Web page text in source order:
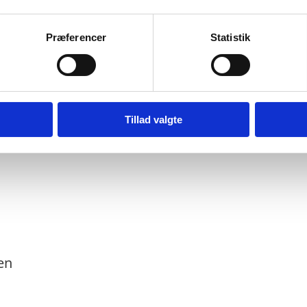
Præferencer Statistik
Tillad valgte
y de Finanzas: